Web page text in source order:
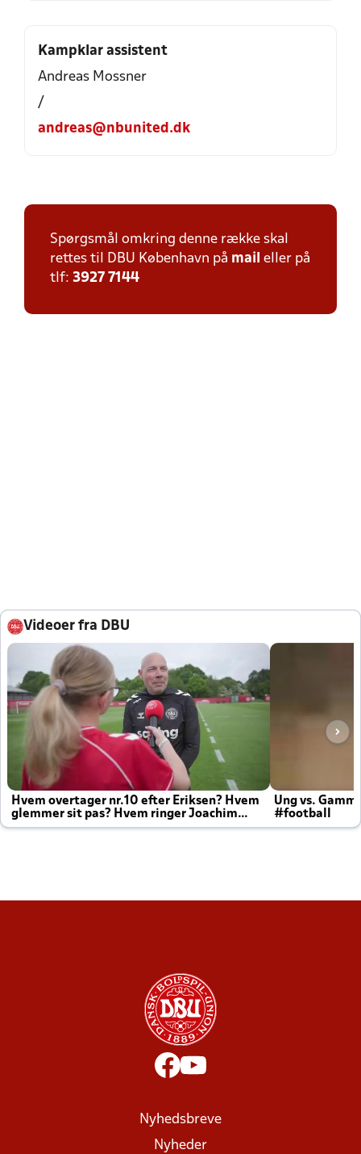
Kampklar assistent
Andreas Mossner
/
andreas@nbunited.dk
Spørgsmål omkring denne række skal
rettes til DBU København på mail eller på
tlf: 3927 7144
Videoer fra DBU
Hvem overtager nr.10 efter Eriksen? Hvem
glemmer sit pas? Hvem ringer Joachim
altid til efter kampe?
Ung vs.
#football
Nyhedsbreve
Nyheder